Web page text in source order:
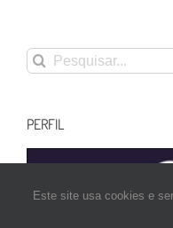
Buscar
resultados
PERFIL
Este site usa cookies e